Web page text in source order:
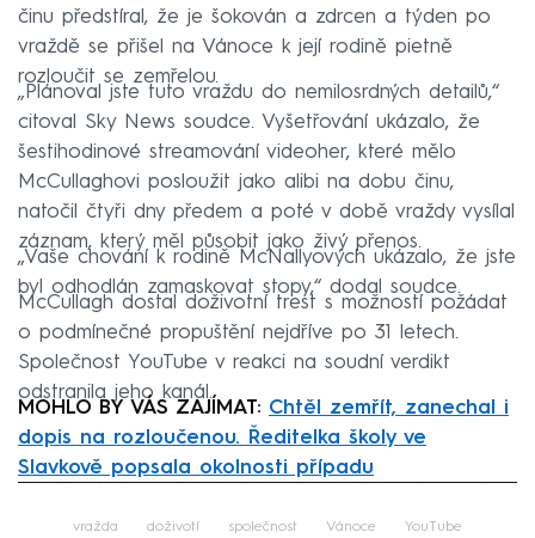
činu předstíral, že je šokován a zdrcen a týden po
vraždě se přišel na Vánoce k její rodině pietně
rozloučit se zemřelou.
„Plánoval jste tuto vraždu do nemilosrdných detailů,“
citoval Sky News soudce. Vyšetřování ukázalo, že
šestihodinové streamování videoher, které mělo
McCullaghovi posloužit jako alibi na dobu činu,
natočil čtyři dny předem a poté v době vraždy vysílal
záznam, který měl působit jako živý přenos.
„Vaše chování k rodině McNallyových ukázalo, že jste
byl odhodlán zamaskovat stopy,“ dodal soudce.
McCullagh dostal doživotní trest s možností požádat
o podmínečné propuštění nejdříve po 31 letech.
Společnost YouTube v reakci na soudní verdikt
odstranila jeho kanál.
MOHLO BY VÁS ZAJÍMAT: Chtěl zemřít, zanechal i
dopis na rozloučenou. Ředitelka školy ve
Slavkově popsala okolnosti případu
vražda doživotí společnost Vánoce YouTube